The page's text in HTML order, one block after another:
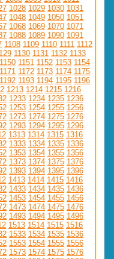
1028 1029 1030 1031
1048 1049 1050 1051
1068 1069 1070 1071
1088 1089 1090 1091
1108 1109 1110 1111 1112
1130 1131 1132 1133
1150 1151 1152 1153 1154
1171 1172 1173 1174 1175
1192 1193 1194 1195 1196
1213 1214 1215 1216
1233 1234 1235 1236
1253 1254 1255 1256
1273 1274 1275 1276
1293 1294 1295 1296
1313 1314 1315 1316
1333 1334 1335 1336
1353 1354 1355 1356
1373 1374 1375 1376
1393 1394 1395 1396
1413 1414 1415 1416
1433 1434 1435 1436
1453 1454 1455 1456
1473 1474 1475 1476
1493 1494 1495 1496
1513 1514 1515 1516
1533 1534 1535 1536
1553 1554 1555 1556
1573 1574 1575 1576